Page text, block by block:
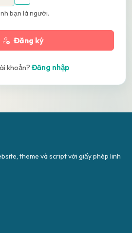
bạn là người.
Đăng ký
khoản? Đăng nhập
theme và script với giấy phép linh